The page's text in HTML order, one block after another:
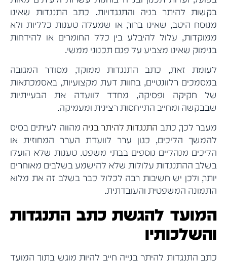
בקשות להיתר בניה והתנגדויות. כתב התנגדות שאינו
מנוסח היטב, שאינו ברור, או שמעלה טענות כלליות ולא
ממוקדות, עלול להיבלע בין כלל החומרים או להידחות
בנימוק שאינו מצביע על פגם תכנוני ממשי.
לעומת זאת, כתב התנגדות ממוקד, מסודר המגובה
במסמכים רלוונטיים, בחוות דעת מקצועיות, באסמכתאות
של חקיקה ופסיקה, מחדד לוועדה את הבעייתיות
שבבקשה ומחייב התייחסות רצינית ומעמיקה.
מעבר לכך, כתב התנגדות להיתר בניה מהווה לעיתים בסיס
להמשך הליכים, כגון ערר לוועדת הערר המחוזית או
הליכים מנהליים נוספים בבתי משפט. טענות שלא הועלו
בשלב ההתנגדות עלולות שלא להישמע בשלבים מאוחרים
יותר, ולכן יש חשיבות רבה לכלול כבר בשלב זה את מלוא
התמונה המשפטית והעובדתית.
המועד להגשת כתב התנגדות
והשלכותיו
כתב התנגדות להיתר בנייה חייב להיות מוגש בתוך המועד